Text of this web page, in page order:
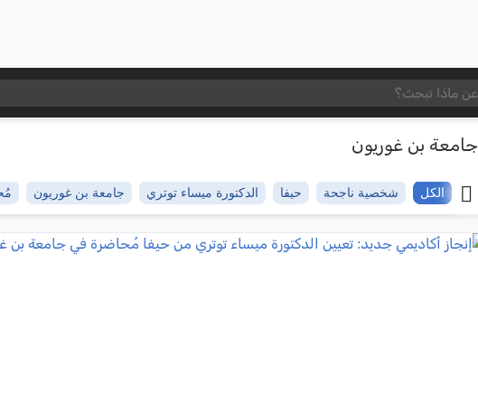
جامعة بن غوريون
الكل شخصية ناجحة حيفا الدكتورة ميساء توتري جامعة بن غوريون